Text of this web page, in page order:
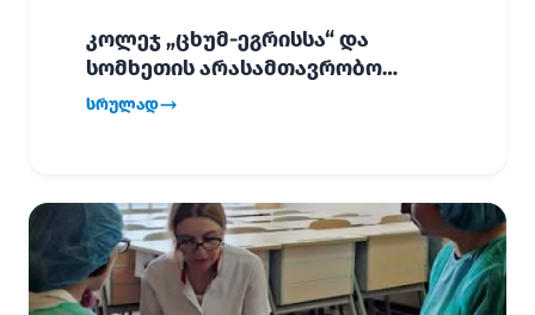
კოლეჯ „ცხუმ-ეგრისსა“ და
სომხეთის არასამთავრობო
ორგანიზაცია „Youth is Power“-ს
სრულად